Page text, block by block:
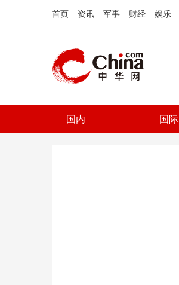
首页 资讯 军事 财经 娱乐
国内 国际